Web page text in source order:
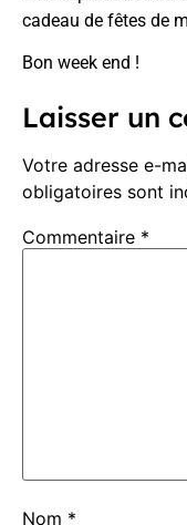
cadeau de fêtes de
Bon week end !
Laisser un
Votre adresse e-
obligatoires sont
Commentaire *
Nom *